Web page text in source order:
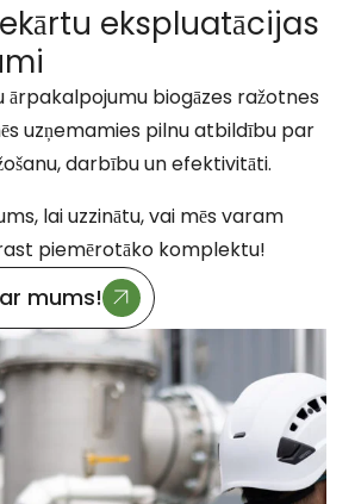
ekspluatācijas
ārpakalpojumu biogāzes ražotnes
uzņemamies pilnu atbildību par
darbību un efektivitāti.
lai uzzinātu, vai mēs varam
piemērotāko komplektu!
mums!